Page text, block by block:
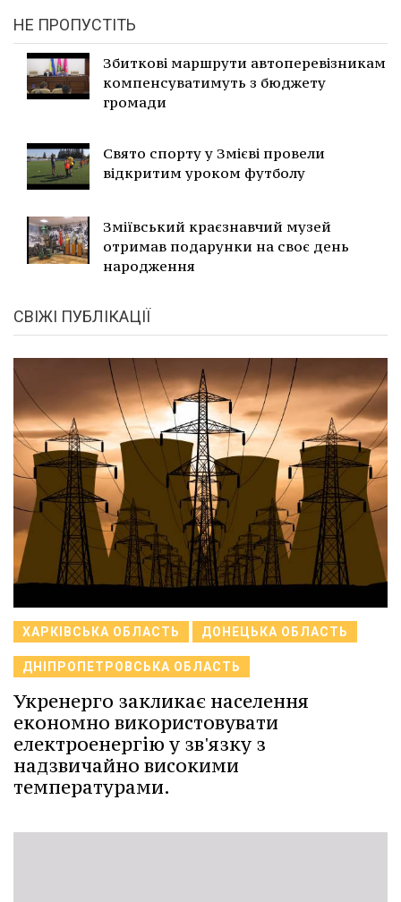
НЕ ПРОПУСТІТЬ
Збиткові маршрути автоперевізникам
компенсуватимуть з бюджету
громади
Свято спорту у Змієві провели
відкритим уроком футболу
Зміївський краєзнавчий музей
отримав подарунки на своє день
народження
СВІЖІ ПУБЛІКАЦІЇ
ХАРКІВСЬКА ОБЛАСТЬ ДОНЕЦЬКА ОБЛАСТЬ
ДНІПРОПЕТРОВСЬКА ОБЛАСТЬ
Укренерго закликає населення
економно використовувати
електроенергію у зв'язку з
надзвичайно високими
температурами.